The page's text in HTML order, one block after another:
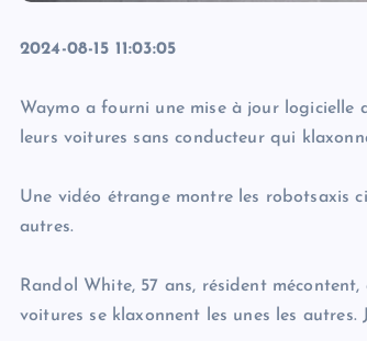
2024-08-15 11:03:05
Waymo a fourni une mise à jour logicielle
leurs voitures sans conducteur qui
Une vidéo étrange montre les robotsaxis
autres.
Randol White, 57 ans, résident
voitures se klaxonnent les unes les